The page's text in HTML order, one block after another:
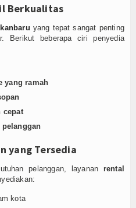
Berkualitas
yang tepat sangat penting
Berikut beberapa ciri penyedia
yang ramah
cepat
yang Tersedia
pelanggan, layanan rental
kota